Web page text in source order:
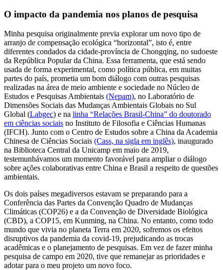
O impacto da pandemia nos planos de pesquisa
Minha pesquisa originalmente previa explorar um novo tipo de
arranjo de compensação ecológica “horizontal”, isto é, entre
diferentes condados da cidade-província de Chongqing, no sudoeste
da República Popular da China. Essa ferramenta, que está sendo
usada de forma experimental, como política pública, em muitas
partes do país, prometia um bom diálogo com outras pesquisas
realizadas na área de meio ambiente e sociedade no Núcleo de
Estudos e Pesquisas Ambientais (Nepam), no Laboratório de
Dimensões Sociais das Mudanças Ambientais Globais no Sul
Global (Labgec) e na linha “Relações Brasil-China” do doutorado
em ciências sociais no Instituto de Filosofia e Ciências Humanas
(IFCH). Junto com o Centro de Estudos sobre a China da Academia
Chinesa de Ciências Sociais (Cass, na sigla em inglês), inaugurado
na Biblioteca Central da Unicamp em maio de 2019,
testemunhávamos um momento favorável para ampliar o diálogo
sobre ações colaborativas entre China e Brasil a respeito de questões
ambientais.
Os dois países megadiversos estavam se preparando para a
Conferência das Partes da Convenção Quadro de Mudanças
Climáticas (COP26) e a da Convenção de Diversidade Biológica
(CBD), a COP15, em Kunming, na China. No entanto, como todo
mundo que vivia no planeta Terra em 2020, sofremos os efeitos
disruptivos da pandemia da covid-19, prejudicando as trocas
acadêmicas e o planejamento de pesquisas. Em vez de fazer minha
pesquisa de campo em 2020, tive que remanejar as prioridades e
adotar para o meu projeto um novo foco.